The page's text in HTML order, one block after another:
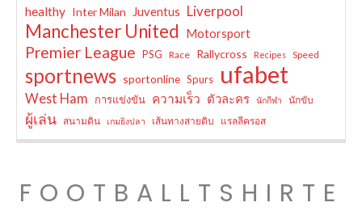
healthy Inter Milan Juventus Liverpool
Manchester United Motorsport
Premier League PSG Race Rallycross Recipes Speed
sportnews sportonline Spurs ufabet
West Ham การแข่งขัน ความเร็ว ตัวละคร นักกีฬา นักขับ
ผู้เล่น สนามดิน เกมยิงปลา เส้นทางสายดิบ แรลลีครอส
FOOTBALLTSHIRTE